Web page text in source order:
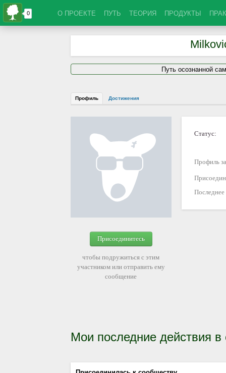
О ПРОЕКТЕ ПУТЬ ТЕОРИЯ ПРОДУКТЫ
Путь осознанной
Профиль Достижения
Присоединитесь
чтобы подружиться с этим
участником или отправить ему
сообщение
Статус:
Профиль
Мои последние действия